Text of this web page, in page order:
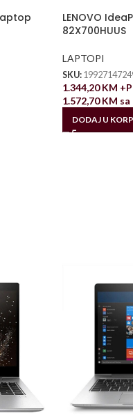
LENOVO
82X700HUUS
LAPTOPI
SKU:
1.344,20KM
1.572,70KM sa
DODAJ U